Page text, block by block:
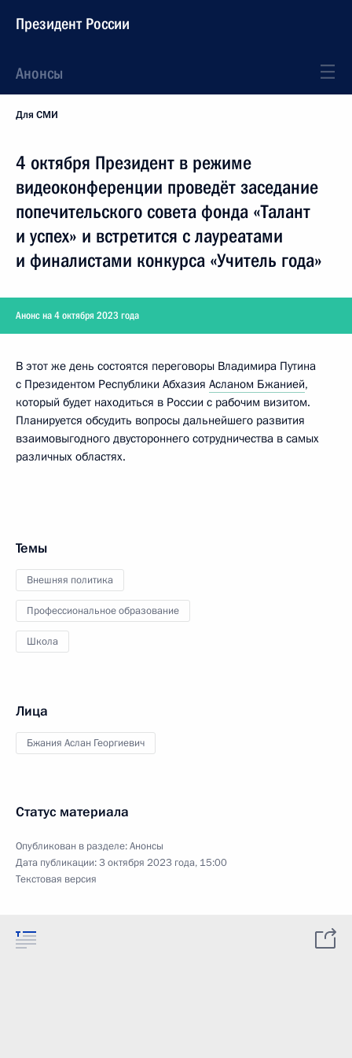
Президент России
Анонсы
Для СМИ
4 октября Президент в режиме
видеоконференции проведёт заседание
попечительского совета фонда «Талант
и успех» и встретится с лауреатами
и финалистами конкурса «Учитель года»
Анонс на 4 октября 2023 года
В этот же день состоятся переговоры Владимира Путина
с Президентом Республики Абхазия Асланом Бжанией,
который будет находиться в России с рабочим визитом.
Планируется обсудить вопросы дальнейшего развития
взаимовыгодного двустороннего сотрудничества в самых
различных областях.
Темы
Внешняя политика
Профессиональное образование
Школа
Лица
Бжания Аслан Георгиевич
Статус материала
Опубликован в разделе:Анонсы
Дата публикации:3 октября 2023 года, 15:00
Текстовая версия